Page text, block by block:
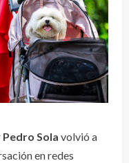
Pedro Sola volvió a
en redes